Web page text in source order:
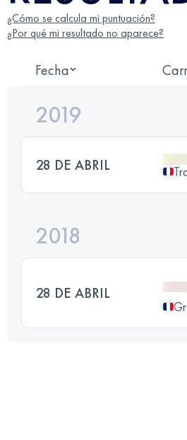
¿Cómo se calcula mi puntuación?
¿Por qué mi resultado no aparece?
Fecha
2019
28 DE ABRIL
2018
28 DE ABRIL